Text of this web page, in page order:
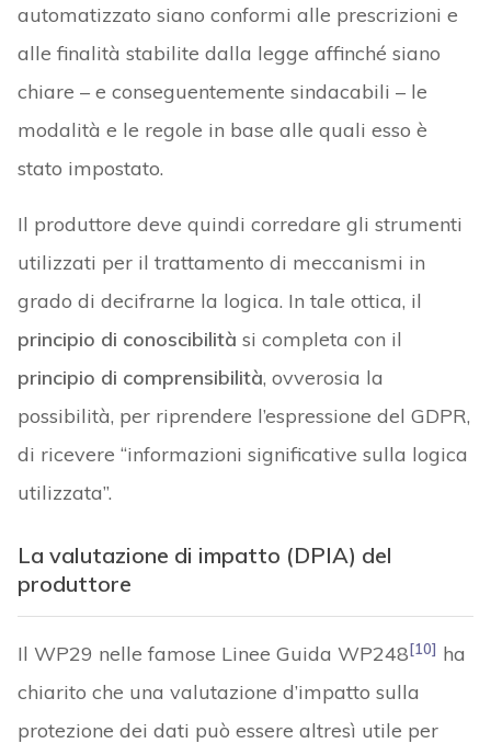
automatizzato siano conformi alle prescrizioni e
alle finalità stabilite dalla legge affinché siano
chiare – e conseguentemente sindacabili – le
modalità e le regole in base alle quali esso è
stato impostato.
Il produttore deve quindi corredare gli strumenti
utilizzati per il trattamento di meccanismi in
grado di decifrarne la logica. In tale ottica, il
principio di conoscibilità si completa con il
principio di comprensibilità, ovverosia la
possibilità, per riprendere l’espressione del GDPR,
di ricevere “informazioni significative sulla logica
utilizzata”.
La valutazione di impatto (DPIA) del
produttore
Il WP29 nelle famose Linee Guida WP248[10] ha
chiarito che una valutazione d’impatto sulla
protezione dei dati può essere altresì utile per